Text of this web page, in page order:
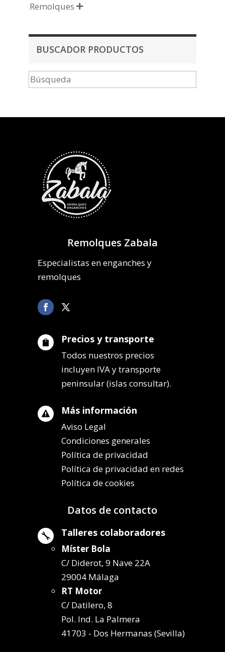
Remolques 
BUSCADOR PRODUCTOS
Remolques Zabala
Especialistas en enganches y
remolques
 Precios y transporte
Todos nuestros precios
incluyen IVA y transporte
peninsular (islas consultar).
 Más información
Aviso Legal
Condiciones generales
Política de privacidad
Política de privacidad en redes
Política de cookies
Datos de contacto
 Talleres colaboradores
Míster Bola
C/ Diderot, 9 Nave 22A
29004 Málaga
RT Motor
C/ Datilero, 8
Pol. Ind. La Palmera
41703 - Dos Hermanas (Sevilla)